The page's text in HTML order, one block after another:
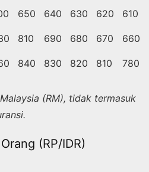
650 640 630 620 610
810 690 680 670 660
840 830 820 810 780
(RM), tidak termasuk
(RP/IDR)